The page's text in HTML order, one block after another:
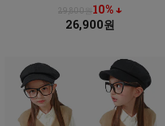
29,800원10% ↓
26,900원